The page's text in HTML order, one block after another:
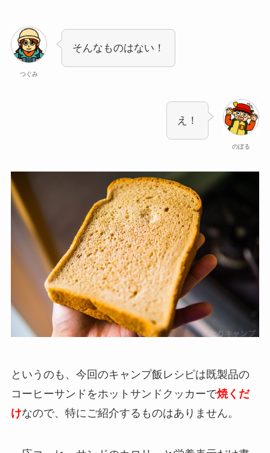
つぐみ
そんなものはない！
のぼる
え！
というのも、今回のキャンプ飯レシピは既製品の
コーヒーサンドをホットサンドクッカーで焼くだ
けなので、特にご紹介するものはありません。